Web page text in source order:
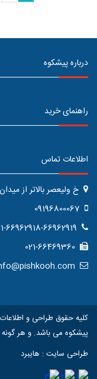
درباره پیشکوه
راهنمای خرید
اطلاعات تماس
خ ولیعصر بالاتر از میدان
کلیه حقوق طراحی و
پیشکوه می باشد. و هر گونه
طراحی سایت: هایبرد